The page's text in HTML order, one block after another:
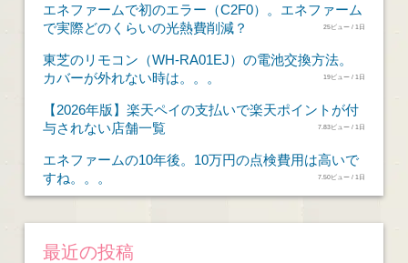
エネファームで初のエラー（C2F0）。エネファーム
で実際どのくらいの光熱費削減？
25ビュー / 1日
東芝のリモコン（WH-RA01EJ）の電池交換方法。
カバーが外れない時は。。。
19ビュー / 1日
【2026年版】楽天ペイの支払いで楽天ポイントが付
与されない店舗一覧
7.83ビュー / 1日
エネファームの10年後。10万円の点検費用は高いで
すね。。。
7.50ビュー / 1日
最近の投稿